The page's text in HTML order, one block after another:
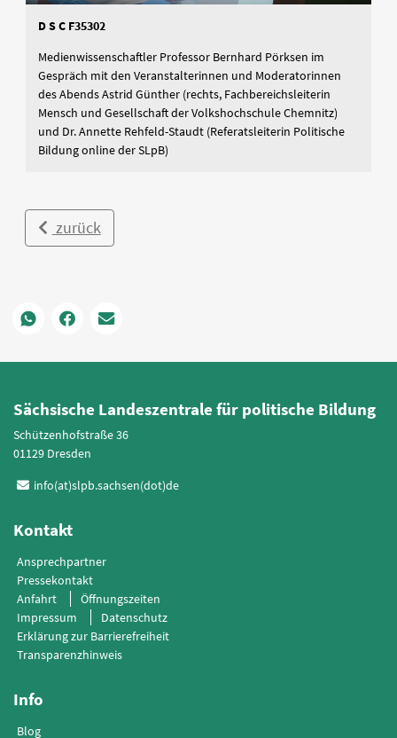
D S C F35302
Medienwissenschaftler Professor Bernhard Pörksen im
Gespräch mit den Veranstalterinnen und Moderatorinnen
des Abends Astrid Günther (rechts, Fachbereichsleiterin
Mensch und Gesellschaft der Volkshochschule Chemnitz)
und Dr. Annette Rehfeld-Staudt (Referatsleiterin Politische
Bildung online der SLpB)
zurück
Sächsische Landeszentrale für politische Bildung
Schützenhofstraße 36
01129 Dresden
info(at)slpb.sachsen(dot)de
Kontakt
Ansprechpartner
Pressekontakt
Anfahrt
Öffnungszeiten
Impressum
Datenschutz
Erklärung zur Barrierefreiheit
Transparenzhinweis
Info
Blog